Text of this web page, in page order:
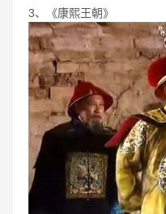
3、《康熙王朝》